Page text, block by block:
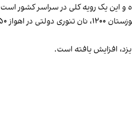
افزایش یافته است.